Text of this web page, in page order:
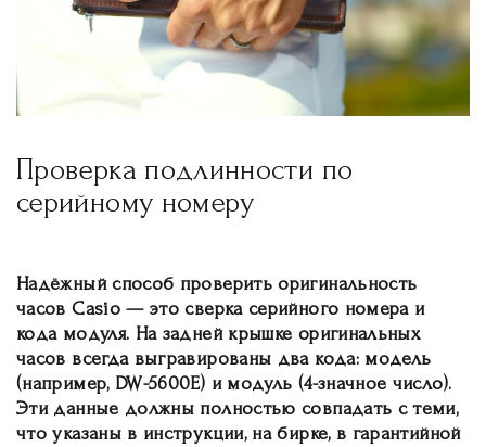
Проверка подлинности по
серийному номеру
Надёжный способ проверить оригинальность
часов Casio — это сверка серийного номера и
кода модуля. На задней крышке оригинальных
часов всегда выгравированы два кода: модель
(например, DW-5600E) и модуль (4-значное число).
Эти данные должны полностью совпадать с теми,
что указаны в инструкции, на бирке, в гарантийной